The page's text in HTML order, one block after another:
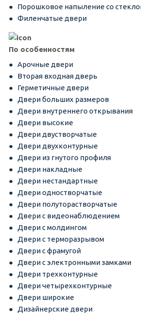
Порошковое напыление со
Филенчатые двери
По особенностям
Арочные двери
Вторая входная дверь
Герметичные двери
Двери больших размеров
Двери внутреннего открывания
Двери высокие
Двери двустворчатые
Двери двухконтурные
Двери из гнутого профиля
Двери накладные
Двери нестандартные
Двери одностворчатые
Двери полуторастворчатые
Двери с видеонаблюдением
Двери с молдингом
Двери с терморазрывом
Двери с фрамугой
Двери с электронными замками
Двери трехконтурные
Двери четырехконтурные
Двери широкие
Дизайнерские двери